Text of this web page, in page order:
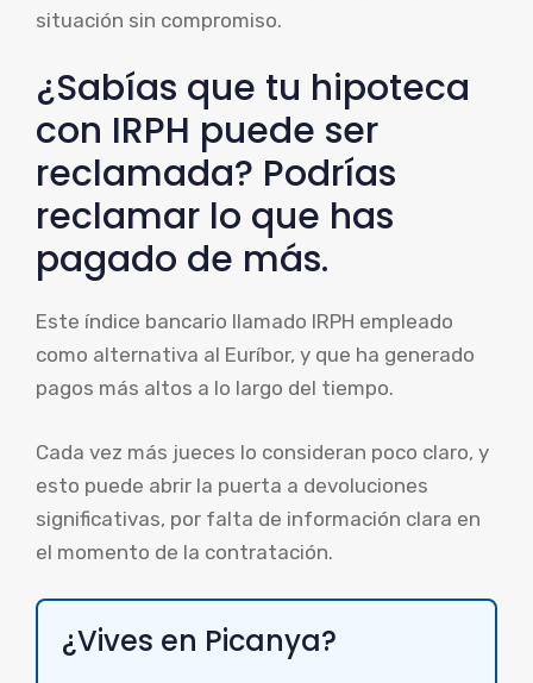
situación sin compromiso.
¿Sabías que tu hipoteca
con IRPH puede ser
reclamada? Podrías
reclamar lo que has
pagado de más.
Este índice bancario llamado IRPH empleado
como alternativa al Euríbor, y que ha generado
pagos más altos a lo largo del tiempo.
Cada vez más jueces lo consideran poco claro, y
esto puede abrir la puerta a devoluciones
significativas, por falta de información clara en
el momento de la contratación.
¿Vives en Picanya?